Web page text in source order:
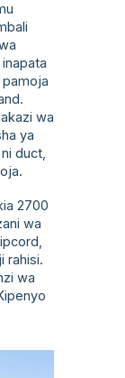
pamoja
wa
ya
duct,
2700
wa
rahisi.
wa